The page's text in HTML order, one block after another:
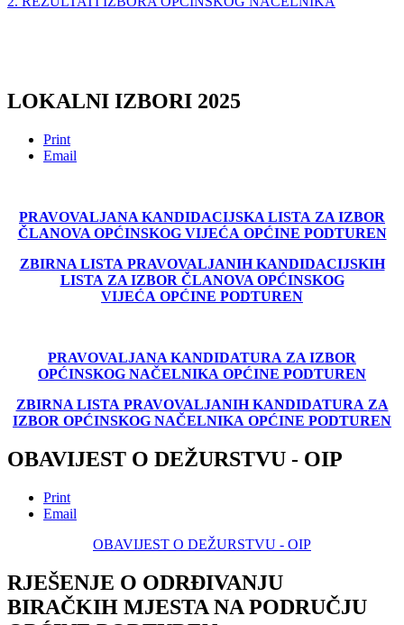
LOKALNI IZBORI 2025
Print
Email
PRAVOVALJANA KANDIDACIJSKA LISTA ZA IZBOR
ČLANOVA OPĆINSKOG VIJEĆA OPĆINE PODTUREN
ZBIRNA LISTA PRAVOVALJANIH KANDIDACIJSKIH
LISTA ZA IZBOR ČLANOVA OPĆINSKOG
VIJEĆA OPĆINE PODTUREN
PRAVOVALJANA KANDIDATURA ZA IZBOR
OPĆINSKOG NAČELNIKA OPĆINE PODTUREN
ZBIRNA LISTA PRAVOVALJANIH KANDIDATURA ZA
IZBOR OPĆINSKOG NAČELNIKA OPĆINE PODTUREN
OBAVIJEST O DEŽURSTVU - OIP
Print
Email
OBAVIJEST O DEŽURSTVU - OIP
RJEŠENJE O ODRĐIVANJU
BIRAČKIH MJESTA NA PODRUČJU